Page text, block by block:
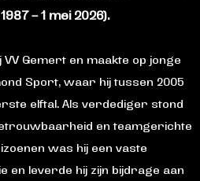
– 1 mei 2026).
VV Gemert en maakte op jonge
Sport, waar hij tussen 2005
elftal. Als verdediger stond
en teamgerichte
was hij een vaste
en leverde hij zijn bijdrage aan